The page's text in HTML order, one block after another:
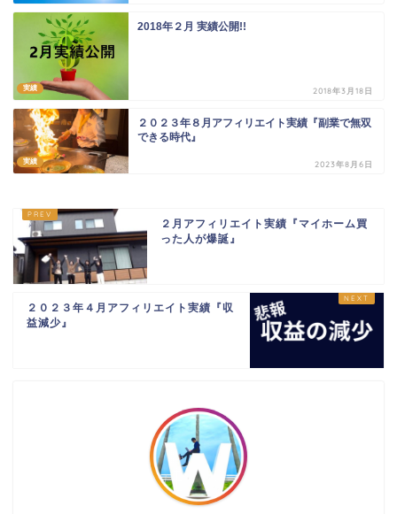
実績
2018年２月 実績公開!!
2018年3月18日
実績
２０２３年８月アフィリエイト実績『副業で無双
できる時代』
2023年8月6日
２月アフィリエイト実績『マイホーム買
った人が爆誕』
２０２３年４月アフィリエイト実績『収
益減少』